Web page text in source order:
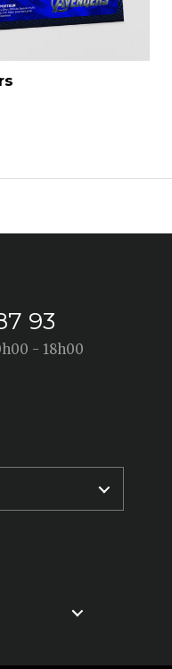
93
- 18h00